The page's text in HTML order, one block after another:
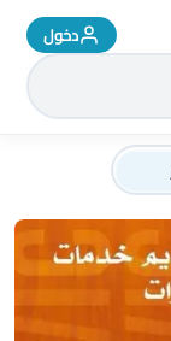
دخول